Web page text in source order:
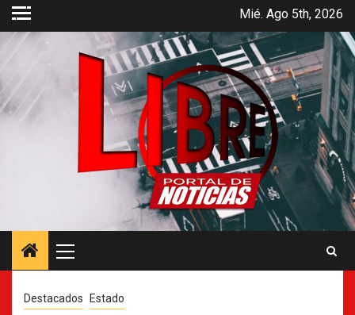
Saltar
contenido
Mié. Ago 5th, 2026
principal
Destacados Estado